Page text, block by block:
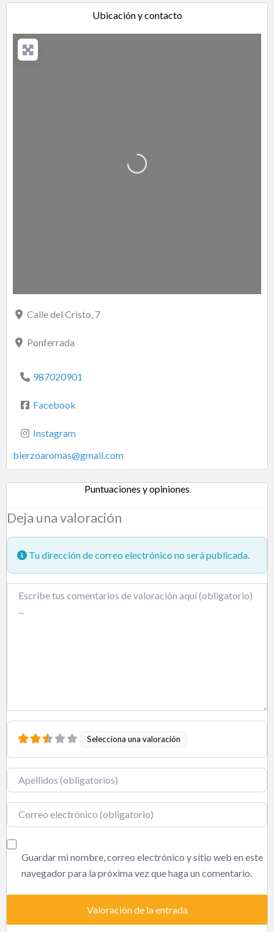
Ubicación y contacto
Cargando…
Calle del Cristo, 7
Ponferrada
987020901
Facebook
Instagram
bierzoaromas@gmail.com
Puntuaciones y opiniones
Deja una valoración
Tu dirección de correo electrónico no será publicada.
Texto de la reseña
Selecciona una valoración
Nombre
Correo electrónico
Guardar mi nombre, correo electrónico y sitio web en este
navegador para la próxima vez que haga un comentario.